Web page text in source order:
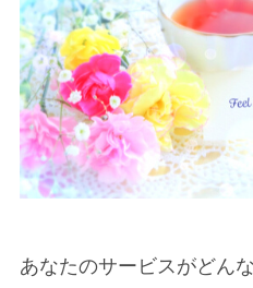
あなたのサービスがどん